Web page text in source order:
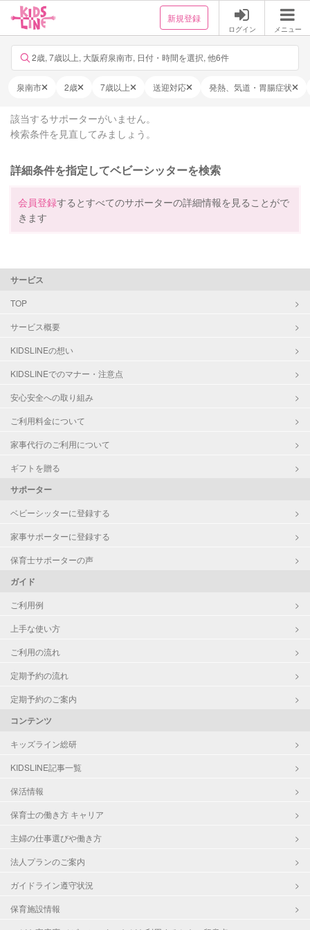
新規登録
ログイン メニュー
2歳, 7歳以上, 大阪府泉南市, 日付・時間を選択, 他6件
泉南市 2歳 7歳以上 送迎対応 発熱、気道・胃腸症状
該当するサポーターがいません。
検索条件を見直してみましょう。
詳細条件を指定してベビーシッターを検索
会員登録するとすべてのサポーターの詳細情報を見ることがで
きます
サービス
TOP
サービス概要
KIDSLINEの想い
KIDSLINEでのマナー・注意点
安心安全への取り組み
ご利用料金について
家事代行のご利用について
ギフトを贈る
サポーター
ベビーシッターに登録する
家事サポーターに登録する
保育士サポーターの声
ガイド
ご利用例
上手な使い方
ご利用の流れ
定期予約の流れ
定期予約のご案内
コンテンツ
キッズライン総研
KIDSLINE記事一覧
保活情報
保育士の働き方 キャリア
主婦の仕事選びや働き方
法人プランのご案内
ガイドライン遵守状況
保育施設情報